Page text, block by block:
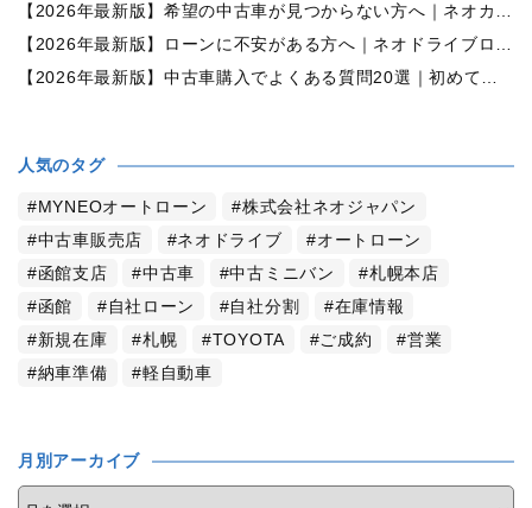
【2026年最新版】希望の中古車が見つからない方へ｜ネオカーオーダーで理想の一台を全国からお探しします
【2026年最新版】ローンに不安がある方へ｜ネオドライブローンの窓口で新しいカーライフをサポート
【2026年最新版】中古車購入でよくある質問20選｜初めての方でも失敗しない完全ガイド【札幌・北海道対応】
人気のタグ
MYNEOオートローン
株式会社ネオジャパン
中古車販売店
ネオドライブ
オートローン
函館支店
中古車 中古ミニバン
札幌本店
函館
自社ローン 自社分割
在庫情報
新規在庫
札幌 TOYOTA ご成約
営業
納車準備
軽自動車
月別アーカイブ